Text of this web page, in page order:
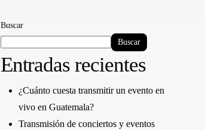
Buscar
Buscar
Entradas recientes
¿Cuánto cuesta transmitir un evento en
vivo en Guatemala?
Transmisión de conciertos y eventos